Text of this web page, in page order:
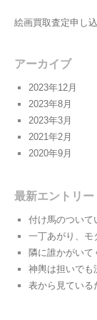
絵画買取査定申し
アーカイブ
2023年12月
2023年8月
2023年3月
2021年2月
2020年9月
最新エントリー
付け馬のついて
一丁あがり、モ
隣に誰かがいて
神輿は担いでも
表から見ている